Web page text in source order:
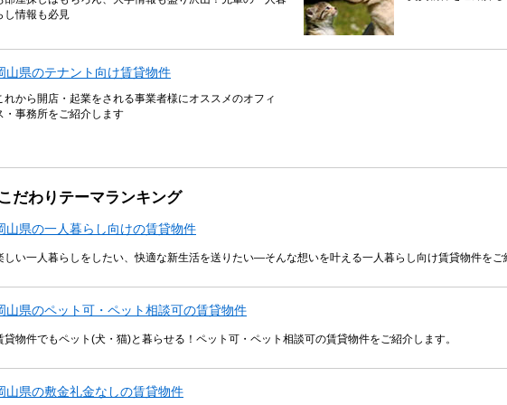
し情報も必見
山県のテナント向け賃貸物件
れから開店・起業をされる事業者様にオススメのオフィ
・事務所をご紹介します
だわりテーマランキング
山県の一人暮らし向けの賃貸物件
しい一人暮らしをしたい、快適な新生活を送りたい―そんな想いを叶える一人暮らし向け賃貸物件をご
山県のペット可・ペット相談可の賃貸物件
貸物件でもペット(犬・猫)と暮らせる！ペット可・ペット相談可の賃貸物件をご紹介します。
山県の敷金礼金なしの賃貸物件